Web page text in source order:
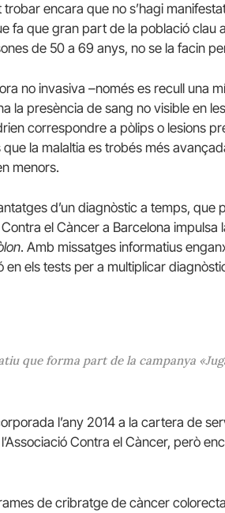
encara que no s’hagi
fa que gran part de la població clau
de 50 a 69 anys, no se la facin
no invasiva –només es recull una
la presència de sang no visible en
correspondre a pòlips o lesions
la malaltia es trobés més
menors.
d’un diagnòstic a temps,
Contra el Càncer a Barcelona impulsa
. Amb missatges informatius
els tests per a multiplicar
que forma part de la campanya
l’any 2014 a la cartera de
Contra el Càncer, però
de cribratge de càncer